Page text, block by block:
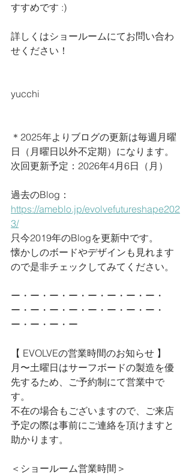
すすめです :)
詳しくはショールームにてお問い合わ
せください！
yucchi
＊2025年よりブログの更新は毎週月曜
日（月曜日以外不定期）になります。
次回更新予定：2026年4月6日（月）
過去のBlog：
https://ameblo.jp/evolvefutureshape202
3/
只今2019年のBlogを更新中です。
懐かしのボードやデザインも見れます
ので是非チェックしてみてください。
ー・ー・ー・ー・ー・ー・ー・ー・
ー・ー・ー・ー・ー・ー・ー・ー・
ー・ー・ー・ー
【 EVOLVEの営業時間のお知らせ 】
月〜土曜日はサーフボードの製造を優
先するため、ご予約制にて営業中で
す。
不在の場合もございますので、ご来店
予定の際は事前にご連絡を頂けますと
助かります。
＜ショールーム営業時間＞